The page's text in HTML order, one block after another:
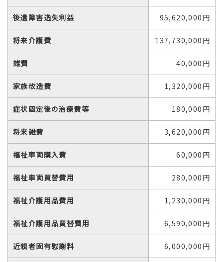
後遺障害逸失利益 95,620,000円
将来介護費 137,730,000円
雑費 40,000円
家族改造費 1,320,000円
症状固定後の治療費等 180,000円
将来雑費 3,620,000円
福祉車両購入費 60,000円
福祉車両買替費用 280,000円
福祉介護用品費用 1,230,000円
福祉介護用品買替費用 6,590,000円
近親者固有慰謝料 6,000,000円